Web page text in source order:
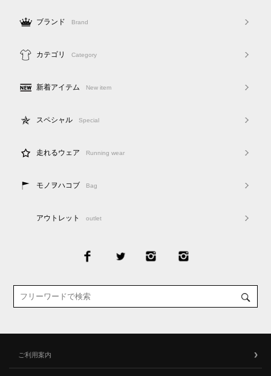
ブランド Brand
カテゴリ Category
新着アイテム New item
スペシャル Special
走れるウェア Running wear
モノヲハコブ Bag
アウトレット outlet
ご利用案内